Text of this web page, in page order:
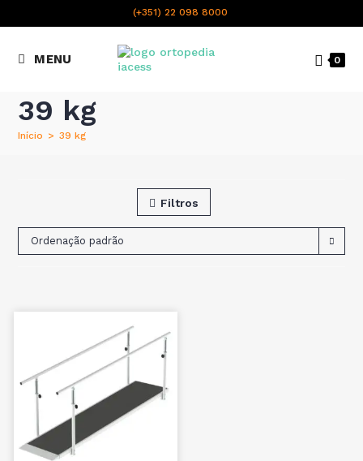
(+351) 22 098 8000
MENU 0
39 kg
Início > 39 kg
Filtros
Ordenação padrão